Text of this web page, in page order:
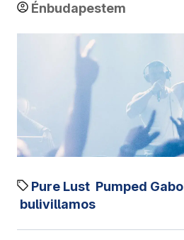
Énbudapestem
Pure Lust Pumped Gabo
bulivillamos